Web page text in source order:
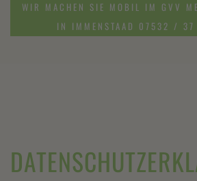
WIR MACHEN SIE MOBIL IM GVV
IN IMMENSTAAD 07532 /